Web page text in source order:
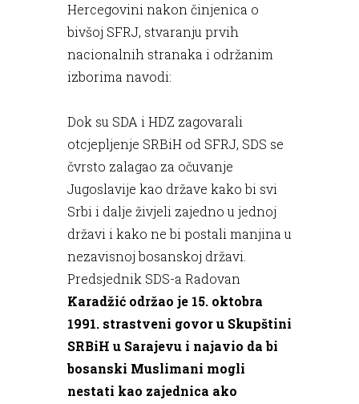
Hercegovini nakon činjenica o
bivšoj SFRJ, stvaranju prvih
nacionalnih stranaka i održanim
izborima navodi:
Dok su SDA i HDZ zagovarali
otcjepljenje SRBiH od SFRJ, SDS se
čvrsto zalagao za očuvanje
Jugoslavije kao države kako bi svi
Srbi i dalje živjeli zajedno u jednoj
državi i kako ne bi postali manjina u
nezavisnoj bosanskoj državi.
Predsjednik SDS-a Radovan
Karadžić održao je 15. oktobra
1991. strastveni govor u Skupštini
SRBiH u Sarajevu i najavio da bi
bosanski Muslimani mogli
nestati kao zajednica ako